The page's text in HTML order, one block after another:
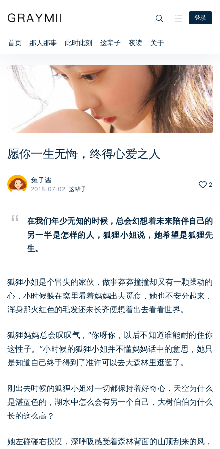
登录
首页 那人那事 此时此刻 这辈子 夜读 关于
愿你一生无悔，终得心爱之人
兔子酱
2018-07-02 这辈子
2
在我们年少无知的时候，总会幻想着未来陪伴自己的
另一半是怎样的人，狐狸小姐说，她希望是狐狸先
生。
狐狸小姐是个冒失的家伙，做事莽莽撞撞却又有一颗躁动的
心，小时候躲在窝里看着妈妈出去觅食，她也不安分起来，
浑身那火红色的毛发还未长齐便想着出去看看世界。
狐狸妈妈总会叹叹气，“你呀你，以后不知道谁能耐的住你
这性子。”小时候的狐狸小姐并不懂妈妈话中的意思，她只
是知道自己终于得到了准许可以去大森林里逛逛了。
刚出去时候的狐狸小姐对一切都保持着好奇心，天空为什么
是湛蓝色的，湖水中怎么会有另一个自己，大树伯伯为什么
长的这么高？
她左碰碰右摸摸，深呼吸感受着森林背面的山顶刮来的风，